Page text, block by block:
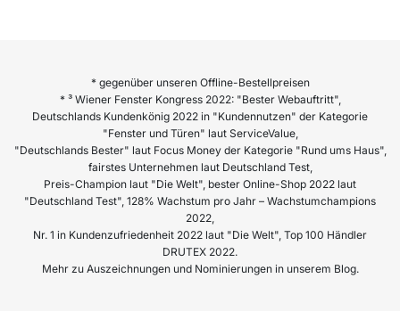
* gegenüber unseren Offline-Bestellpreisen
* ³ Wiener Fenster Kongress 2022: "Bester Webauftritt",
Deutschlands Kundenkönig 2022 in "Kundennutzen" der Kategorie
"Fenster und Türen" laut ServiceValue,
"Deutschlands Bester" laut Focus Money der Kategorie "Rund ums Haus",
fairstes Unternehmen laut Deutschland Test,
Preis-Champion laut "Die Welt", bester Online-Shop 2022 laut
"Deutschland Test", 128% Wachstum pro Jahr – Wachstumchampions
2022,
Nr. 1 in Kundenzufriedenheit 2022 laut "Die Welt", Top 100 Händler
DRUTEX 2022.
Mehr zu Auszeichnungen und Nominierungen in unserem Blog.